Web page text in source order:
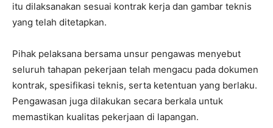
itu dilaksanakan sesuai kontrak kerja dan gambar teknis
yang telah ditetapkan.
Pihak pelaksana bersama unsur pengawas menyebut
seluruh tahapan pekerjaan telah mengacu pada dokumen
kontrak, spesifikasi teknis, serta ketentuan yang berlaku.
Pengawasan juga dilakukan secara berkala untuk
memastikan kualitas pekerjaan di lapangan.